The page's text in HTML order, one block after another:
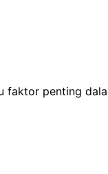
faktor penting